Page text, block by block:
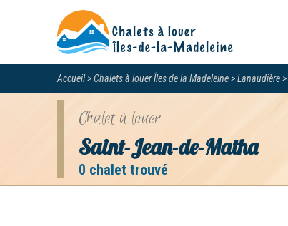
Accueil Chalets à louer Îles de la Madeleine Lanaudière
Chalet à louer
Saint-Jean-de-Matha
0 chalet trouvé